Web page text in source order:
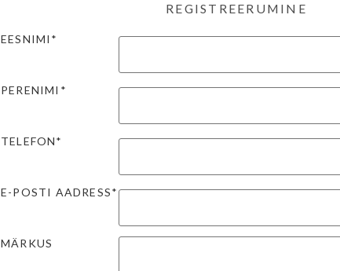
REGISTREERUMINE
EESNIMI*
PERENIMI*
TELEFON*
E-POSTI AADRESS*
MÄRKUS